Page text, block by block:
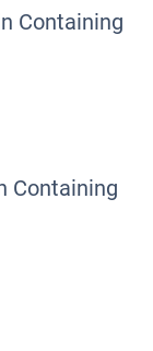
Containing
Containing